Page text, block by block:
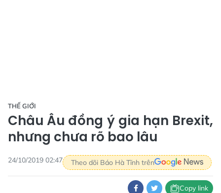
THẾ GIỚI
Châu Âu đồng ý gia hạn Brexit,
nhưng chưa rõ bao lâu
24/10/2019 02:47 Theo dõi Báo Hà Tĩnh trên
Copy link